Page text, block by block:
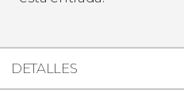
DETALLES